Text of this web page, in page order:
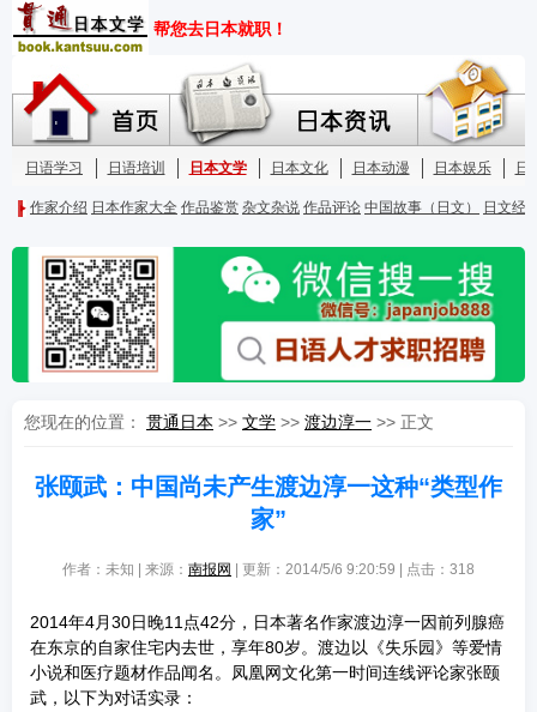
您现在的位置： 贯通日本 >> 文学 >> 渡边淳一 >> 正文
张颐武：中国尚未产生渡边淳一这种“类型作
家”
作者：未知 | 来源： 南报网 | 更新：2014/5/6 9:20:59 | 点击： 318
2014年4月30日晚11点42分，日本著名作家渡边淳一因前列腺癌
在东京的自家住宅内去世，享年80岁。渡边以《失乐园》等爱情
小说和医疗题材作品闻名。凤凰网文化第一时间连线评论家张颐
武，以下为对话实录：